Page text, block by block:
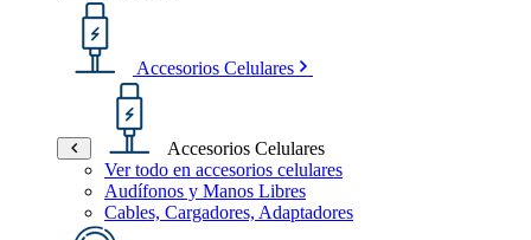
Accesorios Celulares
Accesorios Celulares
Ver todo en accesorios celulares
Audífonos y Manos Libres
Cables, Cargadores, Adaptadores